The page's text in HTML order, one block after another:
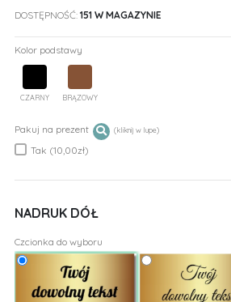
DOSTĘPNOŚĆ: 151 W MAGAZYNIE
Kolor podstawy
CZARNY BRĄZOWY
Pakuj na prezent
Tak (10,00zł)
NADRUK DÓŁ
Czcionka do wyboru